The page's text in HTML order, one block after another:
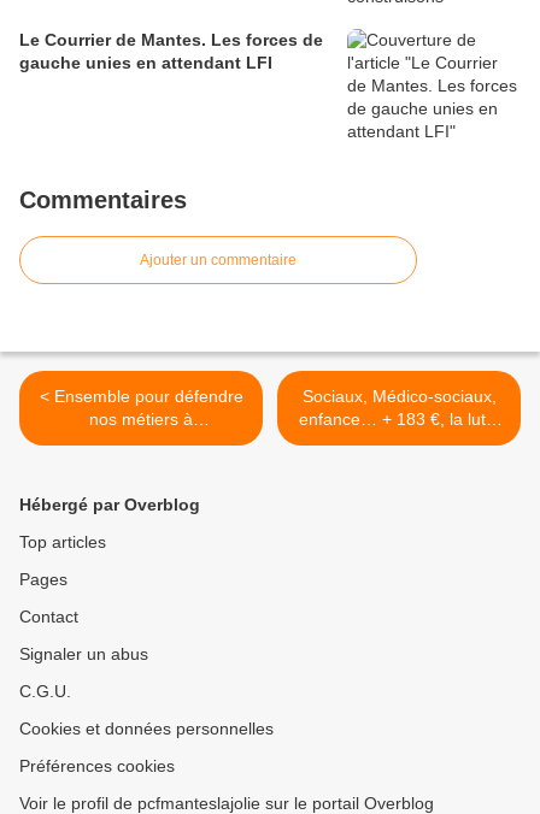
Le Courrier de Mantes. Les forces de
gauche unies en attendant LFI
Commentaires
Ajouter un commentaire
< Ensemble pour défendre
nos métiers à
prédominance féminine mal
Sociaux, Médico-sociaux,
enfance… + 183 €, la lutte
Paye ! >
Hébergé par Overblog
Top articles
Pages
Contact
Signaler un abus
C.G.U.
Cookies et données personnelles
Préférences cookies
Voir le profil de pcfmanteslajolie sur le portail Overblog